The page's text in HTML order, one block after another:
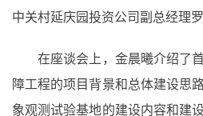
中关村延庆园投资公司副总经理
在座谈会上，金晨曦介绍了
障工程的项目背景和总体建设思
象观测试验基地的建设内容和建